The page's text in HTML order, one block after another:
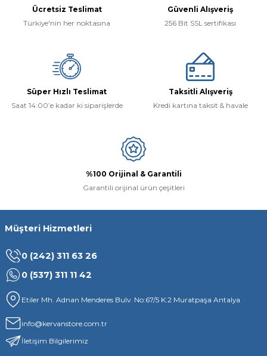
Ücretsiz Teslimat
Türkiye'nin her noktasına
Güvenli Alışveriş
256 Bit SSL sertifikası
Süper Hızlı Teslimat
Saat 14:00’e kadar ki siparişlerde
Taksitli Alışveriş
Kredi kartına taksit & havale
%100 Orijinal & Garantili
Garantili orijinal ürün çeşitleri
Müşteri Hizmetleri
0 (242) 311 63 26
0 (537) 311 11 42
Etiler Mh. Adnan Menderes Bulv. No:67/5 K:2 Muratpaşa Antalya
info@kervanstore.com.tr
İletişim Bilgilerimiz